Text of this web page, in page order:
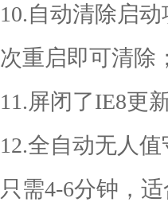
10.自动清除启
次重启即可清除；
11.屏闭了IE8更
12.全自动无人
只需4-6分钟，